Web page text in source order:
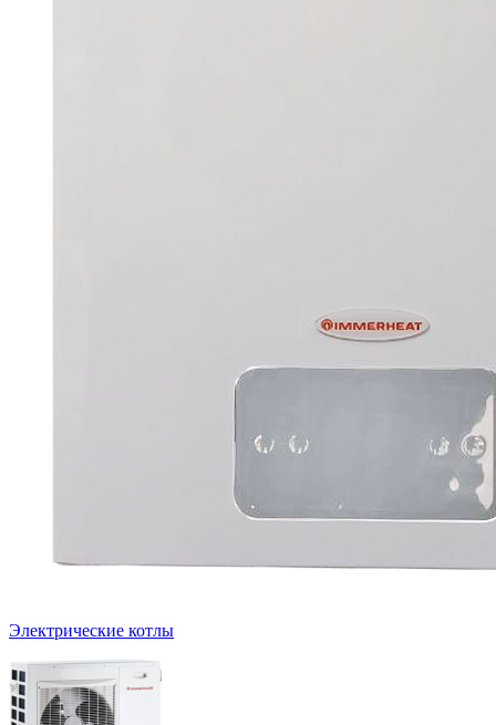
Электрические котлы